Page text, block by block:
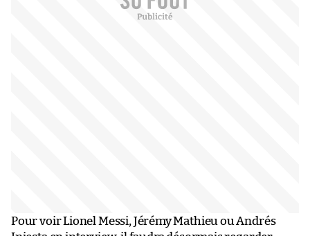
Pour voir Lionel Messi, Jérémy Mathieu ou Andrés